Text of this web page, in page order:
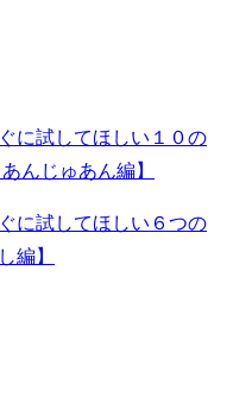
に試してほしい１０の
んじゅあん編】
に試してほしい６つの
編】